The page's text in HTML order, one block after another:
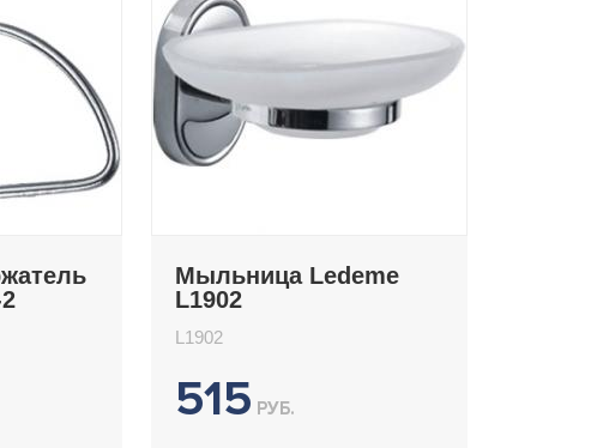
Мыльница Ledeme
L1902
L1902
515 РУБ.